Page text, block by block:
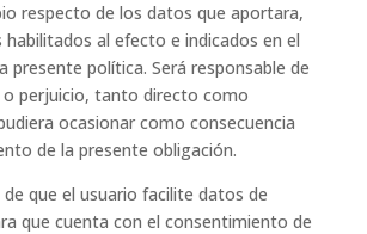
respecto de los datos que aportara,
habilitados al efecto e indicados en el
presente política. Será responsable de
o perjuicio, tanto directo como
ocasionar como consecuencia
de la presente obligación.
de que el usuario facilite datos de
que cuenta con el consentimiento de